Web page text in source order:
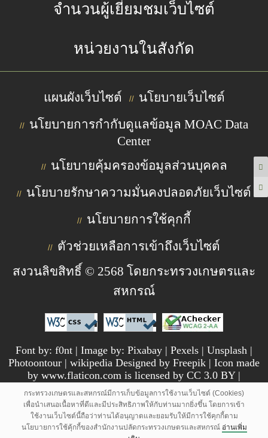
จำนวนผู้เยี่ยมชมเว็บไซต์
หน่วยงานในสังกัด
แผนผังเว็บไซต์ // นโยบายเว็บไซต์
// นโยบายการกำกับดูแลข้อมูล MOAC Data
Center
// นโยบายคุ้มครองข้อมูลส่วนบุคคล
// นโยบายรักษาความมั่นคงปลอดภัยเว็บไซต์
// นโยบายการใช้คุกกี้
// ตัวช่วยเหลือการเข้าถึงเว็บไซต์
สงวนลิขสิทธิ์ © 2568 โดยกระทรวงเกษตรและ
สหกรณ์
Font by: f0nt | Image by: Pixabay | Pexels | Unsplash |
Photoontour | wikipedia Designed by Freepik | Icon made
by www.flaticon.com is licensed by CC 3.0 BY |
pngtree.com
กระทรวงเกษตรและสหกรณ์มีการเก็บข้อมูลการใช้งานเว็บไซต์ (Cookies)
เพื่อนำเสนอเนื้อหาที่ดีและมีประสิทธิภาพให้กับท่านมากยิ่งขึ้น โดยการเข้า
ใช้งานเว็บไซต์นี้ถือว่าท่านได้อนุญาตและยอมรับให้มีการใช้คุกกี้ตาม
นโยบายการใช้คุ้กกี้ของสำนักงานปลัดกระทรวงเกษตรและสหกรณ์ อ่านเพิ่ม